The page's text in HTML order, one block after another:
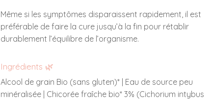
Même si les symptômes disparaissent rapidement, il est
préférable de faire la cure jusqu’à la fin pour rétablir
durablement l’équilibre de l’organisme.
Ingrédients 🌿
Alcool de grain Bio (sans gluten)* | Eau de source peu
minéralisée | Chicorée fraîche bio* 3% (Cichorium intybus